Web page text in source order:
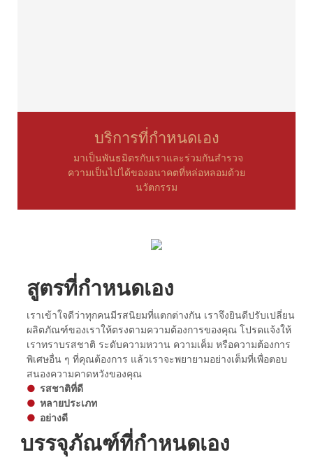
บริการที่กำหนดเอง
มาเป็นพันธมิตรกับเราและร่วมกันสำรวจ
ความเป็นไปได้ของอนาคตที่หล่อหลอมด้วย
นวัตกรรม
สูตรที่กำหนดเอง
เราเข้าใจดีว่าทุกคนมีรสนิยมที่แตกต่างกัน เราจึงยินดีปรับเปลี่ยน
ผลิตภัณฑ์ของเราให้ตรงตามความต้องการของคุณ โปรดแจ้งให้
เราทราบรสชาติ ระดับความหวาน ความเค็ม หรือความต้องการ
พิเศษอื่น ๆ ที่คุณต้องการ แล้วเราจะพยายามอย่างเต็มที่เพื่อตอบ
สนองความคาดหวังของคุณ
● รสชาติที่ดี
● หลายประเภท
● อย่างดี
บรรจุภัณฑ์ที่กำหนดเอง